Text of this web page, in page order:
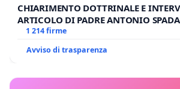
CHIARIMENTO DOTTRINALE E
ARTICOLO DI PADRE ANTONIO
1 214 firme
Avviso di trasparenza